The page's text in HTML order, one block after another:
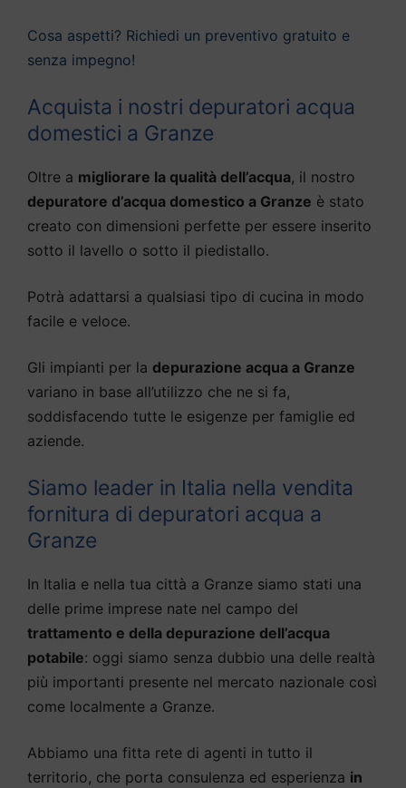
Cosa aspetti? Richiedi un preventivo gratuito e
senza impegno!
Acquista i nostri depuratori acqua
domestici a Granze
Oltre a migliorare la qualità dell’acqua, il nostro
depuratore d’acqua domestico a Granze è stato
creato con dimensioni perfette per essere inserito
sotto il lavello o sotto il piedistallo.
Potrà adattarsi a qualsiasi tipo di cucina in modo
facile e veloce.
Gli impianti per la depurazione acqua a Granze
variano in base all’utilizzo che ne si fa,
soddisfacendo tutte le esigenze per famiglie ed
aziende.
Siamo leader in Italia nella vendita
fornitura di depuratori acqua a
Granze
In Italia e nella tua città a Granze siamo stati una
delle prime imprese nate nel campo del
trattamento e della depurazione dell’acqua
potabile: oggi siamo senza dubbio una delle realtà
più importanti presente nel mercato nazionale così
come localmente a Granze.
Abbiamo una fitta rete di agenti in tutto il
territorio, che porta consulenza ed esperienza in